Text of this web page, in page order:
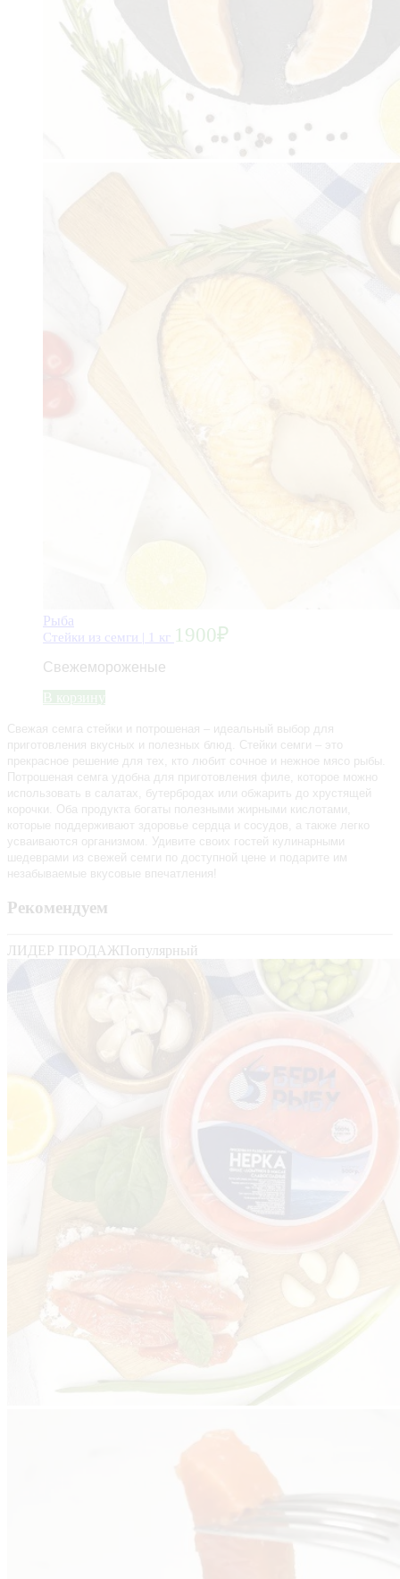
Рыба
Стейки из семги | 1 кг 1900₽
Свежемороженые
В корзину
Свежая семга стейки и потрошеная – идеальный выбор для
приготовления вкусных и полезных блюд. Стейки семги – это
прекрасное решение для тех, кто любит сочное и нежное мясо рыбы.
Потрошеная семга удобна для приготовления филе, которое можно
использовать в салатах, бутербродах или обжарить до хрустящей
корочки. Оба продукта богаты полезными жирными кислотами,
которые поддерживают здоровье сердца и сосудов, а также легко
усваиваются организмом. Удивите своих гостей кулинарными
шедеврами из свежей семги по доступной цене и подарите им
незабываемые вкусовые впечатления!
Рекомендуем
ЛИДЕР ПРОДАЖПопулярный